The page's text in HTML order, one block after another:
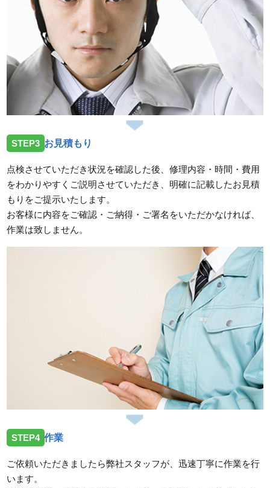
STEP3 お見積もり
点検させていただき状況を確認した後、修理内容・時間・費用
をわかりやすくご説明させていただき、明確に記載したお見積
もりをご提示いたします。
お客様に内容をご確認・ご納得・ご署名をいただかなければ、
作業は致しません。
STEP4 作業
ご依頼いただきましたら弊社スタッフが、迅速丁寧に作業を行
います。